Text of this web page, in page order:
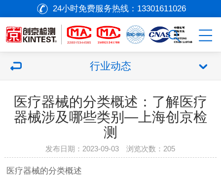
24小时免费服务热线： 13301611026
行业动态
医疗器械的分类概述：了解医疗
器械涉及哪些类别—上海创京检
测
发布日期：2023-09-03 浏览次数： 205
医疗器械的分类概述